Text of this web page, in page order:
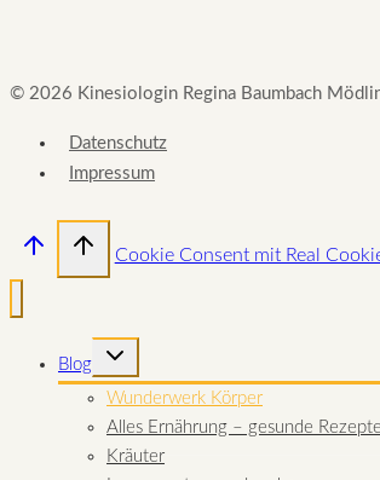
© 2026 Kinesiologin Regina Baumbach
Datenschutz
Impressum
Cookie Consent mit Real
Blog
UNTERMENÜ
Wunderwerk Körper
Alles Ernährung – gesunde Rezepte
Kräuter